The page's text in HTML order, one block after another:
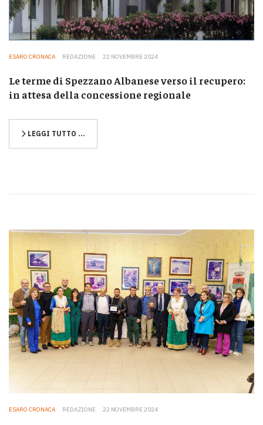
ESARO CRONACA REDAZIONE 22 NOVEMBRE 2024
Le terme di Spezzano Albanese verso il recupero:
in attesa della concessione regionale
LEGGI TUTTO …
ESARO CRONACA REDAZIONE 22 NOVEMBRE 2024